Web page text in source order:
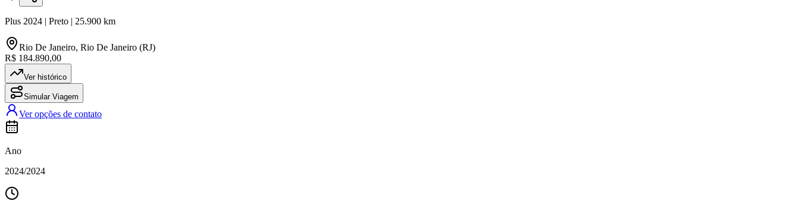
Plus 2024 | Preto | 25.900 km
Rio De Janeiro, Rio De Janeiro (RJ)
R$ 184.890,00
Ver histórico
Simular Viagem
Ver opções de contato
Ano
2024/2024